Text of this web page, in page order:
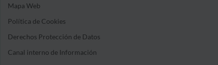
Mapa Web
Política de Cookies
Derechos Protección de Datos
Canal interno de Información